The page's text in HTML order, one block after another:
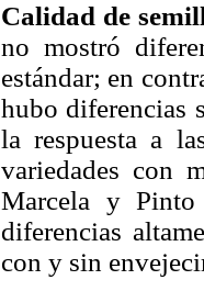
Calidad de
no mostró
estándar; en
hubo diferencias
la respuesta a
variedades con
Marcela y
diferencias
con y sin